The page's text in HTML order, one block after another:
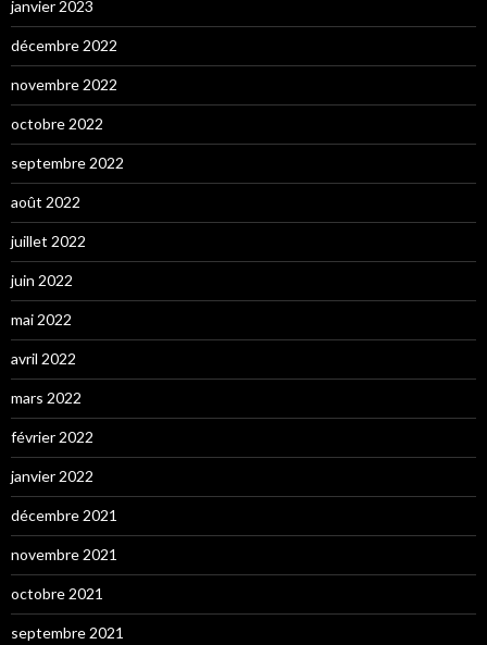
janvier 2023
décembre 2022
novembre 2022
octobre 2022
septembre 2022
août 2022
juillet 2022
juin 2022
mai 2022
avril 2022
mars 2022
février 2022
janvier 2022
décembre 2021
novembre 2021
octobre 2021
septembre 2021